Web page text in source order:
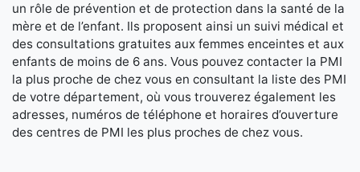
un rôle de prévention et de protection dans la santé de la
mère et de l’enfant. Ils proposent ainsi un suivi médical et
des consultations gratuites aux femmes enceintes et aux
enfants de moins de 6 ans. Vous pouvez contacter la PMI
la plus proche de chez vous en consultant la liste des PMI
de votre département, où vous trouverez également les
adresses, numéros de téléphone et horaires d’ouverture
des centres de PMI les plus proches de chez vous.